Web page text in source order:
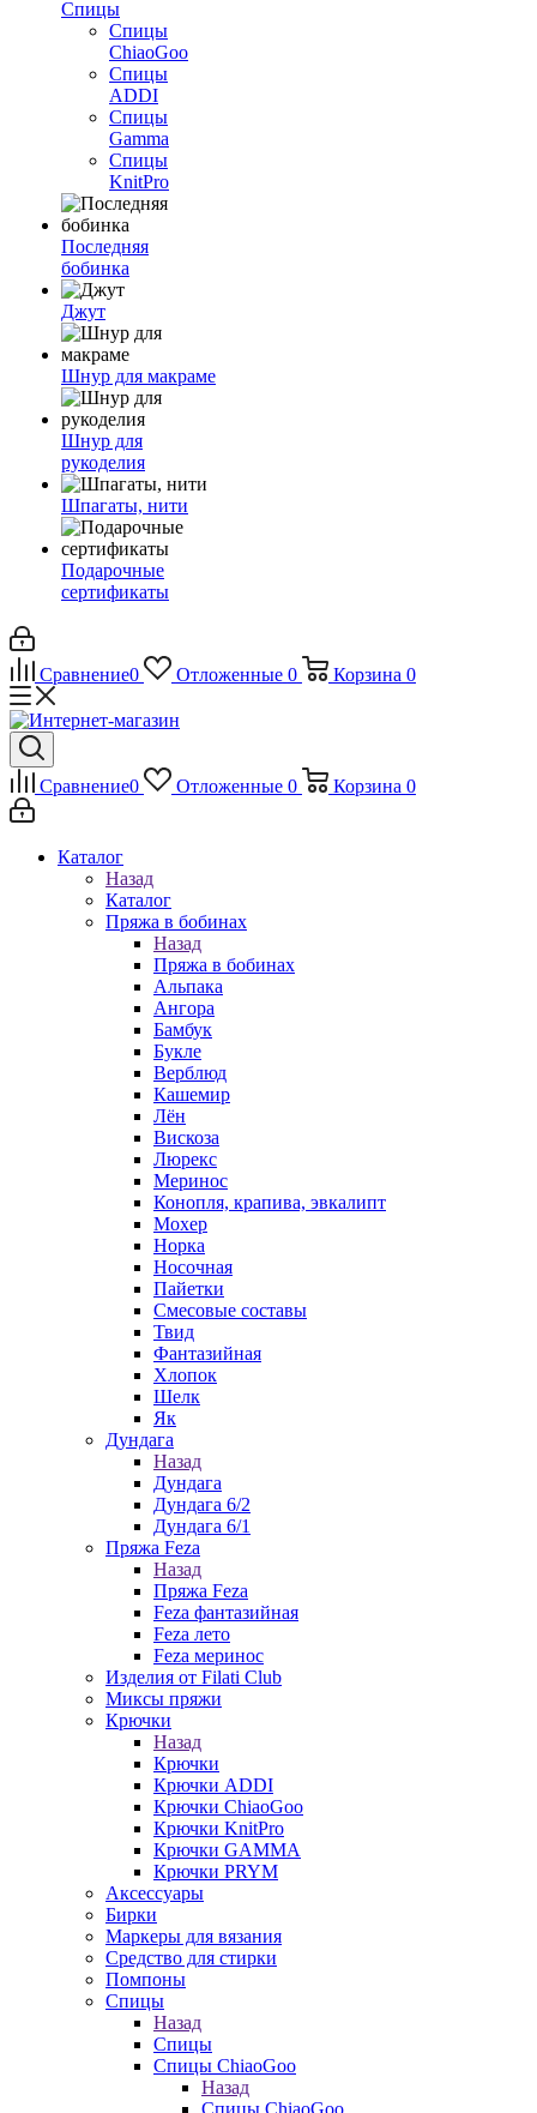
Спицы
Спицы
ChiaoGoo
Спицы
ADDI
Спицы
Gamma
Спицы
KnitPro
Последняя
бобинка
Джут
Шнур для макраме
Шнур для
рукоделия
Шпагаты, нити
Подарочные
сертификаты
Сравнение0 Отложенные 0 Корзина 0
Сравнение0 Отложенные 0 Корзина 0
Каталог
Назад
Каталог
Пряжа в бобинах
Назад
Пряжа в бобинах
Альпака
Ангора
Бамбук
Букле
Верблюд
Кашемир
Лён
Вискоза
Люрекс
Меринос
Конопля, крапива, эвкалипт
Мохер
Норка
Носочная
Пайетки
Смесовые составы
Твид
Фантазийная
Хлопок
Шелк
Як
Дундага
Назад
Дундага
Дундага 6/2
Дундага 6/1
Пряжа Feza
Назад
Пряжа Feza
Feza фантазийная
Feza лето
Feza меринос
Изделия от Filati Club
Миксы пряжи
Крючки
Назад
Крючки
Крючки ADDI
Крючки ChiaoGoo
Крючки KnitPro
Крючки GAMMA
Крючки PRYM
Аксессуары
Бирки
Маркеры для вязания
Средство для стирки
Помпоны
Спицы
Назад
Спицы
Спицы ChiaoGoo
Назад
Спицы ChiaoGoo